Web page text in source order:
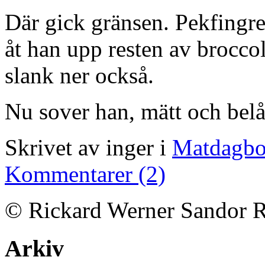
Där gick gränsen.
åt han upp resten av
slank ner också.
Nu sover han, mätt och
Skrivet av inger i
Kommentarer (2)
© Rickard Werner Sandor
Arkiv